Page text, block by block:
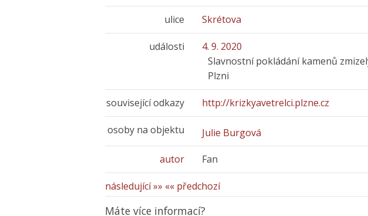
ulice Skrétova
události
4. 9. 2020
Slavnostní pokládání kamenů
Plzni
související odkazy http://krizkyavetrelci.plzne.cz
osoby na objektu Julie Burgová
autor Fan
následující »» «« předchozí
Máte více informací?